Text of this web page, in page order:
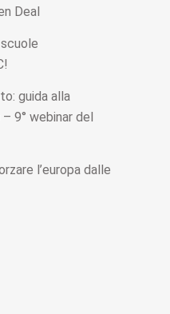
Deal
guida alla
9° webinar del
l’europa dalle